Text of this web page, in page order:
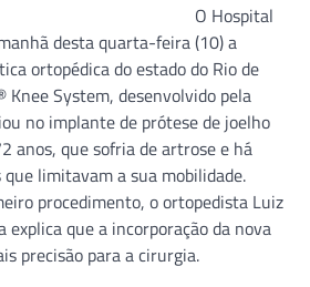
O Hospital
desta quarta-feira (10) a
ortopédica do estado do Rio de
Knee System, desenvolvido pela
no implante de prótese de joelho
anos, que sofria de artrose e há
limitavam a sua mobilidade.
procedimento, o ortopedista Luiz
que a incorporação da nova
precisão para a cirurgia.